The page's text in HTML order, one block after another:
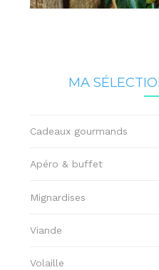
MA
Cadeaux gourmands
Apéro & buffet
Mignardises
Viande
Volaille